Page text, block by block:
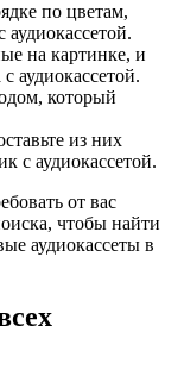
по цветам,
на картинке, и
аудиокассетой.
который
из них
с аудиокассетой.
от вас
чтобы найти
аудиокассеты в